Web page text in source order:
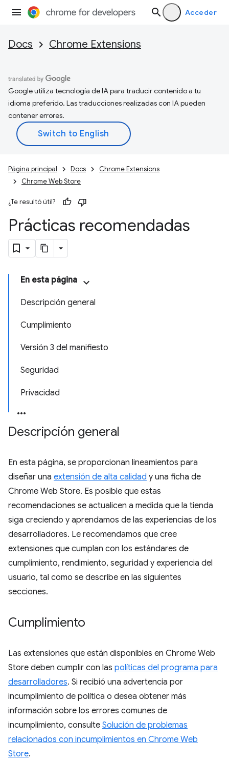
Acceder
Docs Chrome Extensions
Google utiliza tecnología de IA para traducir contenido a tu
idioma preferido. Las traducciones realizadas con IA pueden
contener errores.
Página principal Docs
Chrome Extensions
Chrome Web Store
¿Te resultó útil?
Prácticas recomendadas
En esta página
Descripción general
Cumplimiento
Versión 3 del manifiesto
Seguridad
Privacidad
Descripción general
En esta página, se proporcionan lineamientos para
diseñar una extensión de alta calidad y una ficha de
Chrome Web Store. Es posible que estas
recomendaciones se actualicen a medida que la tienda
siga creciendo y aprendamos de las experiencias de los
desarrolladores. Le recomendamos que cree
extensiones que cumplan con los estándares de
cumplimiento, rendimiento, seguridad y experiencia del
usuario, tal como se describe en las siguientes
secciones.
Cumplimiento
Las extensiones que están disponibles en Chrome Web
Store deben cumplir con las políticas del programa para
desarrolladores. Si recibió una advertencia por
incumplimiento de política o desea obtener más
información sobre los errores comunes de
incumplimiento, consulte Solución de problemas
relacionados con incumplimientos en Chrome Web
Store.